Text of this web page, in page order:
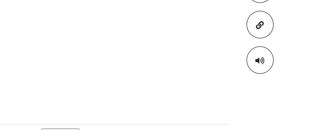
Copiar para